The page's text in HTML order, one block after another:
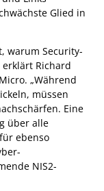
Glied in
warum Security-
Richard
„Während
müssen
Eine
über alle
ebenso
NIS2-